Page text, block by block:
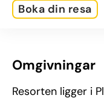
Boka din resa
Omgivningar
Resorten ligger i